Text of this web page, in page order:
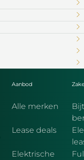
Aanbod
Alle merken
Lease deals
Elektrische